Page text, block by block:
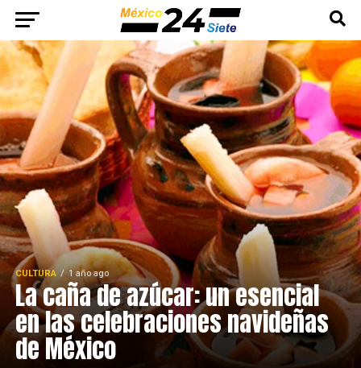
CULTURA 1 año ago
La caña de azúcar: un esencial
en las celebraciones navideñas
de México